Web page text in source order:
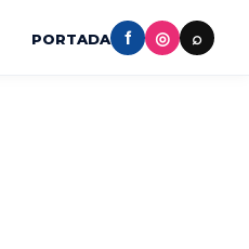
PORTADA f ◎ ⌕